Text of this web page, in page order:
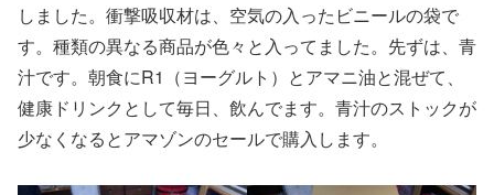
しました。衝撃吸収材は、空気の入ったビニールの袋で
す。種類の異なる商品が色々と入ってました。先ずは、青
汁です。朝食にR1（ヨーグルト）とアマニ油と混ぜて、
健康ドリンクとして毎日、飲んでます。青汁のストックが
少なくなるとアマゾンのセールで購入します。